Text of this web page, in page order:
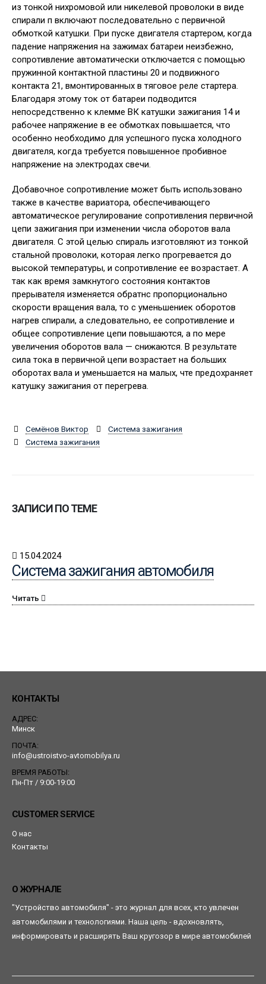
из тонкой нихромовой или никелевой проволоки в виде
спирали п включают последовательно с первичной
обмоткой катушки. При пуске двигателя стартером, когда
падение напряжения на зажимах батареи неизбежно,
сопротивление автоматически отключается с помощью
пружинной контактной пластины 20 и подвижного
контакта 21, вмонтированных в тяговое реле стартера.
Благодаря этому ток от батареи подводится
непосредственно к клемме ВК катушки зажигания 14 и
рабочее напряжение в ее обмотках повышается, что
особенно необходимо для успешного пуска холодного
двигателя, когда требуется повышенное пробивное
напряжение на электродах свечи.
Добавочное сопротивление может быть использовано
также в качестве вариатора, обеспечивающего
автоматическое регулирование сопротивления первичной
цепи зажигания при изменении числа оборотов вала
двигателя. С этой целью спираль изготовляют из тонкой
стальной проволоки, которая легко прогревается до
высокой температуры, и сопротивление ее возрастает. А
так как время замкнутого состояния контактов
прерывателя изменяется обратнс пропорционально
скорости вращения вала, то с уменьшениек оборотов
нагрев спирали, а следовательно, ее сопротивление и
общее сопротивление цепи повышаются, а по мере
увеличения оборотов вала — снижаются. В результате
сила тока в первичной цепи возрастает на больших
оборотах вала и уменьшается на малых, чте предохраняет
катушку зажигания от перегрева.
Семёнов Виктор
Система зажигания
Система зажигания
ЗАПИСИ ПО ТЕМЕ
15.04.2024
Система зажигания автомобиля
Читать
КОНТАКТЫ
АДРЕС:
Минск
ПОЧТА:
info@ustroistvo-avtomobilya.ru
ВРЕМЯ РАБОТЫ:
Пн-Пт / 9:00-19:00
CUSTOMER SERVICE
О нас
Контакты
О ЖУРНАЛЕ
"Устройство автомобиля" - это журнал для всех, кто увлечен
автомобилями и технологиями. Наша цель - вдохновлять,
информировать и расширять Ваш кругозор в мире автомобилей